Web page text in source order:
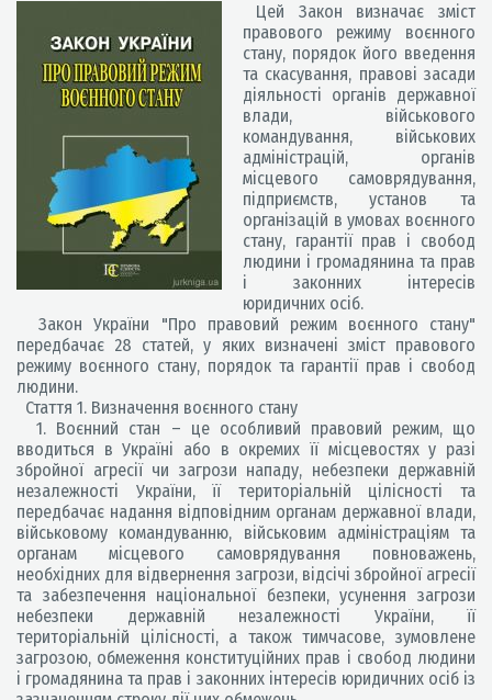
Цей Закон визначає зміст
правового режиму воєнного
стану, порядок його введення
та скасування, правові засади
діяльності органів державної
влади, військового
командування, військових
адміністрацій, органів
місцевого самоврядування,
підприємств, установ та
організацій в умовах воєнного
стану, гарантії прав і свобод
людини і громадянина та прав
і законних інтересів
юридичних осіб.
Закон України "Про правовий режим воєнного стану"
передбачає 28 статей, у яких визначені зміст правового
режиму воєнного стану, порядок та гарантії прав і свобод
людини.
Стаття 1. Визначення воєнного стану
1. Воєнний стан – це особливий правовий режим, що
вводиться в Україні або в окремих її місцевостях у разі
збройної агресії чи загрози нападу, небезпеки державній
незалежності України, її територіальній цілісності та
передбачає надання відповідним органам державної влади,
військовому командуванню, військовим адміністраціям та
органам місцевого самоврядування повноважень,
необхідних для відвернення загрози, відсічі збройної агресії
та забезпечення національної безпеки, усунення загрози
небезпеки державній незалежності України, її
територіальній цілісності, а також тимчасове, зумовлене
загрозою, обмеження конституційних прав і свобод людини
і громадянина та прав і законних інтересів юридичних осіб із